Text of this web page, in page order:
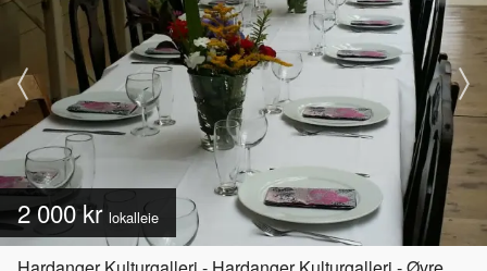
2 000 kr lokalleie